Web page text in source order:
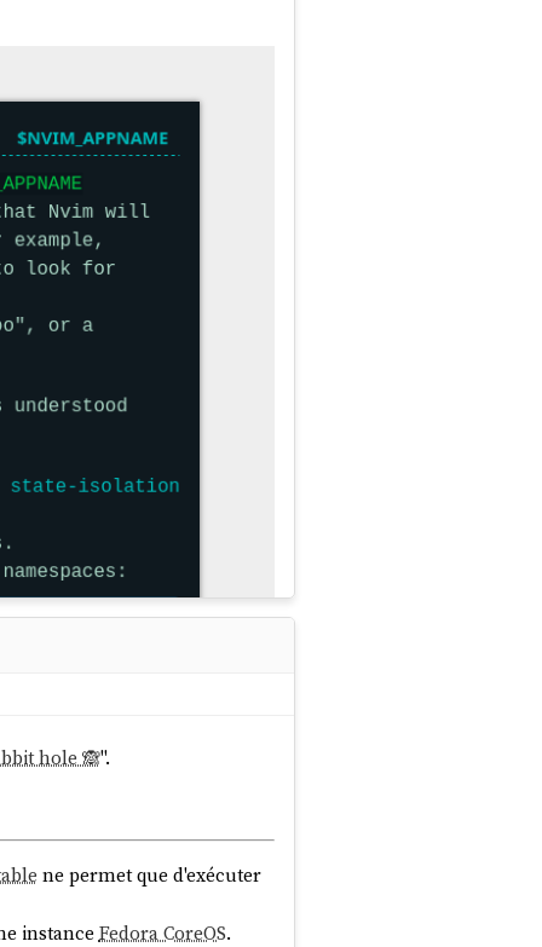
je souhaite à l'avenir
source
hole 🙈".
ne permet que d'exécuter
instance Fedora CoreOS.